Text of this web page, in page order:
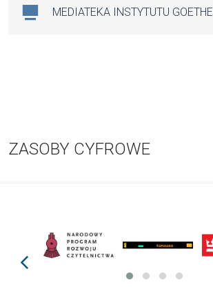
MEDIATEKA INSTYTUTU
ZASOBY CYFROWE
prev